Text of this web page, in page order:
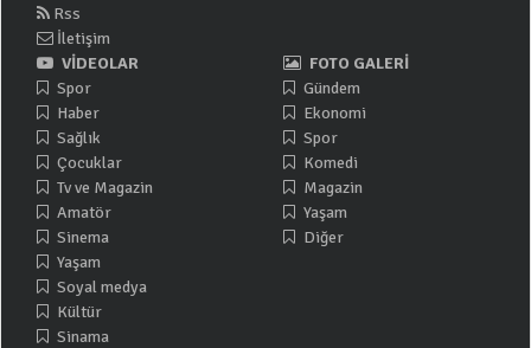
Rss
İletişim
VİDEOLAR
Spor
Haber
Sağlık
Çocuklar
Tv ve Magazin
Amatör
Sinema
Yaşam
Soyal medya
Kültür
Sinama
FOTO GALERİ
Gündem
Ekonomi
Spor
Komedi
Magazin
Yaşam
Diğer